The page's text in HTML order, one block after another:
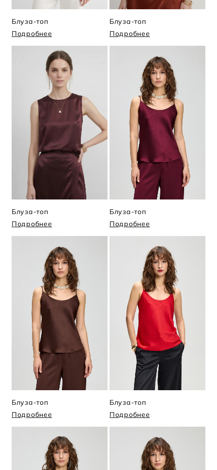
Блуза-топ
Подробнее
Блуза-топ
Подробнее
Блуза-топ
Подробнее
Блуза-топ
Подробнее
Блуза-топ
Подробнее
Блуза-топ
Подробнее